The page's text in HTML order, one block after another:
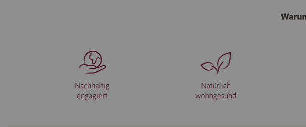
Nachhaltig
engagiert
Natürlich
wohngesund